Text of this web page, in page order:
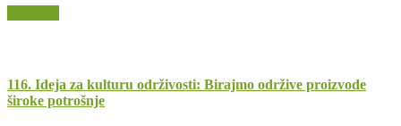
116. Ideja za kulturu održivosti: Birajmo održive proizvode
široke potrošnje